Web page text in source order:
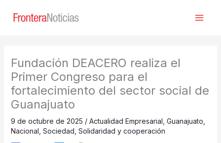
Fundación DEACERO realiza el
Primer Congreso para el
fortalecimiento del sector social de
Guanajuato
9 de octubre de 2025 / Actualidad Empresarial Guanajuato
Nacional Sociedad Solidaridad y cooperación